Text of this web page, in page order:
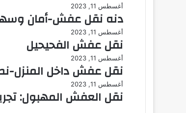
أغسطس 11, 2023
دنه نقل عفش-أمان
أغسطس 11, 2023
نقل عفش الفحيحيل
أغسطس 11, 2023
نقل عفش داخل المنزل-
أغسطس 11, 2023
نقل العفش المهبول: